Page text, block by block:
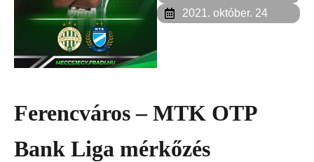
2021. október. 24
Ferencváros – MTK OTP
Bank Liga mérkőzés